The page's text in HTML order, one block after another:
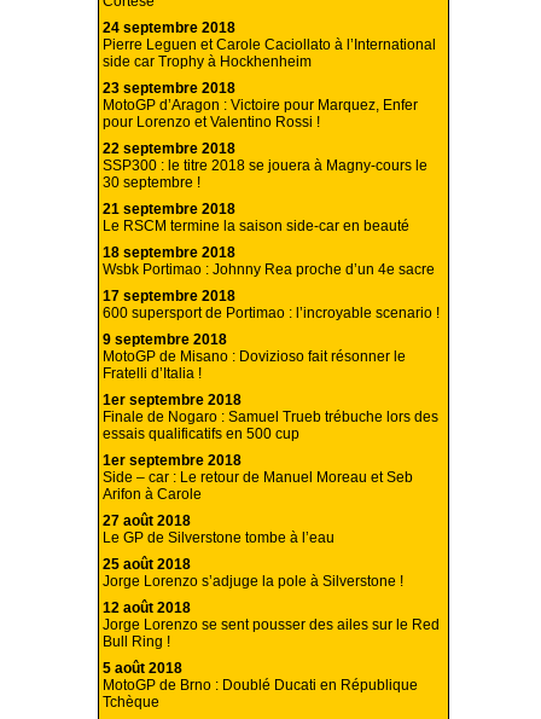
24 septembre 2018
Pierre Leguen et Carole Caciollato à l’International
side car Trophy à Hockhenheim
23 septembre 2018
MotoGP d’Aragon : Victoire pour Marquez, Enfer
pour Lorenzo et Valentino Rossi !
22 septembre 2018
SSP300 : le titre 2018 se jouera à Magny-cours le
30 septembre !
21 septembre 2018
Le RSCM termine la saison side-car en beauté
18 septembre 2018
Wsbk Portimao : Johnny Rea proche d’un 4e sacre
17 septembre 2018
600 supersport de Portimao : l’incroyable scenario !
9 septembre 2018
MotoGP de Misano : Dovizioso fait résonner le
Fratelli d’Italia !
1er septembre 2018
Finale de Nogaro : Samuel Trueb trébuche lors des
essais qualificatifs en 500 cup
1er septembre 2018
Side – car : Le retour de Manuel Moreau et Seb
Arifon à Carole
27 août 2018
Le GP de Silverstone tombe à l’eau
25 août 2018
Jorge Lorenzo s’adjuge la pole à Silverstone !
12 août 2018
Jorge Lorenzo se sent pousser des ailes sur le Red
Bull Ring !
5 août 2018
MotoGP de Brno : Doublé Ducati en République
Tchèque